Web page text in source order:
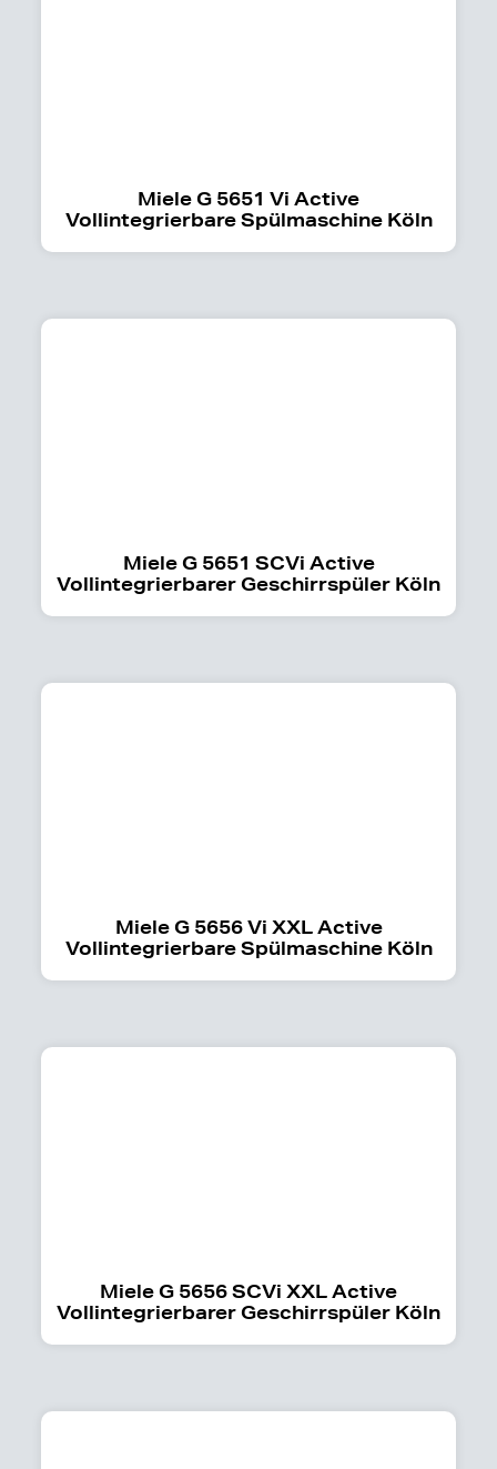
Miele G 5651 Vi Active
Vollintegrierbare Spülmaschine Köln
Miele G 5651 SCVi Active
Vollintegrierbarer Geschirrspüler Köln
Miele G 5656 Vi XXL Active
Vollintegrierbare Spülmaschine Köln
Miele G 5656 SCVi XXL Active
Vollintegrierbarer Geschirrspüler Köln